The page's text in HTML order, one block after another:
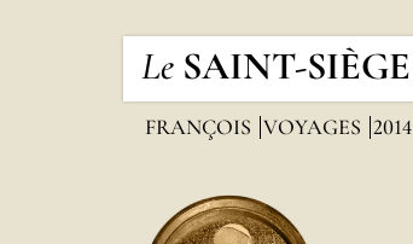
Le SAINT-SIÈGE
FRANÇOIS VOYAGES 2014